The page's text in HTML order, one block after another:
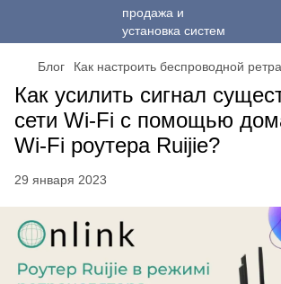
Блог Как настроить беспроводной
Как усилить сигнал
сети Wi-Fi с помощью
Wi-Fi роутера Ruijie?
29 января 2023